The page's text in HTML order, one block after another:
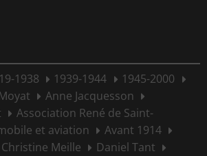
1938 1939-1944
1945-2000
Anne Jacquesson
Association René de Saint-
et aviation
Avant 1914
Christine Meille
Daniel Tant